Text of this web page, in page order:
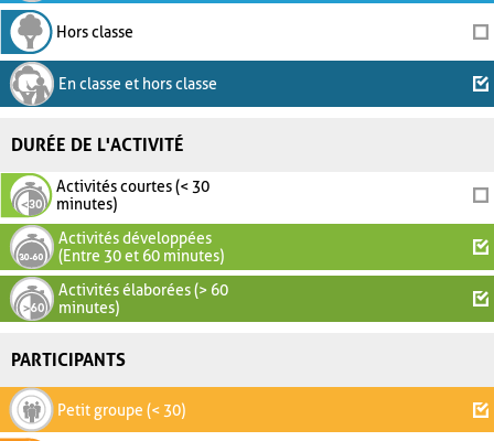
Hors classe
En classe et hors classe
DURÉE DE L'ACTIVITÉ
Activités courtes (< 30
minutes)
Activités développées
(Entre 30 et 60 minutes)
Activités élaborées (> 60
minutes)
PARTICIPANTS
Petit groupe (< 30)